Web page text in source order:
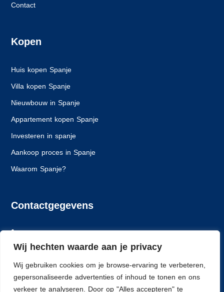
Wij hechten waarde aan je privacy
Wij gebruiken cookies om je browse-ervaring te verbeteren,
gepersonaliseerde advertenties of inhoud te tonen en ons
verkeer te analyseren. Door op "Alles accepteren" te
Contact
Kopen
Huis kopen Spanje
Villa kopen Spanje
Nieuwbouw in Spanje
Appartement kopen Spanje
Investeren in spanje
Aankoop proces in Spanje
Waarom Spanje?
Contactgegevens
info@spaansewoning.nl
Dlorentzweg 14, 3208 LJ Spijkenisse